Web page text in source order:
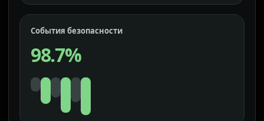
События безопасности
98.7%